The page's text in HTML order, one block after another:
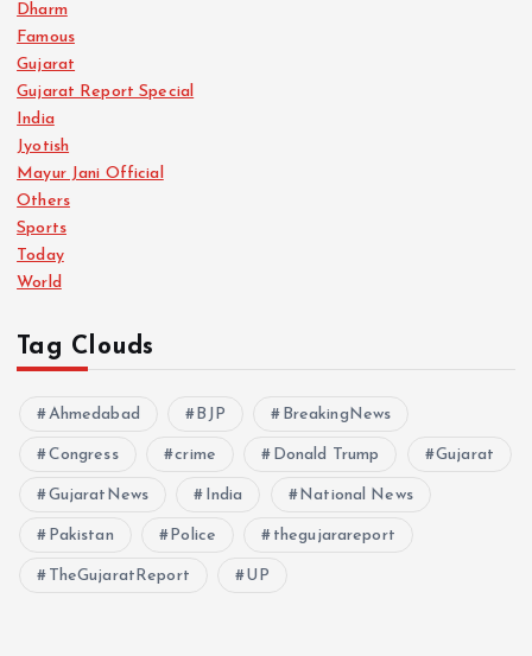
Dharm
Famous
Gujarat
Gujarat Report Special
India
Jyotish
Mayur Jani Official
Others
Sports
Today
World
Tag Clouds
Ahmedabad BJP BreakingNews
Congress crime Donald Trump Gujarat
GujaratNews India National News
Pakistan Police thegujarareport
TheGujaratReport UP